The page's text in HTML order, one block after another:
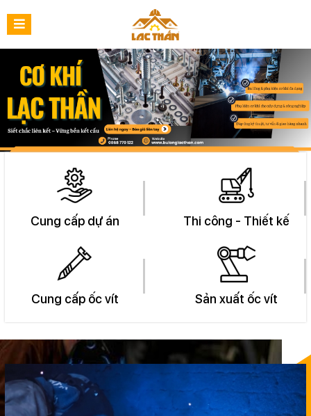
Cung cấp dự án Thi công - Thiết kế
Cung cấp ốc vít Sản xuất ốc vít